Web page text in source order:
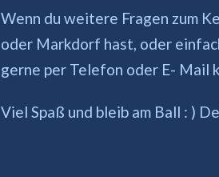
Wenn du weitere Fragen zum
oder Markdorf hast, oder
gerne per Telefon oder E- Mail
Viel Spaß und bleib am Ball : )